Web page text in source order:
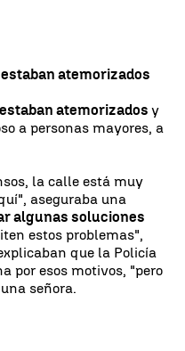
atemorizados
atemorizados y
a personas mayores, a
la calle está muy
aseguraba una
algunas soluciones
estos problemas",
que la Policía
por esos motivos, "pero
señora.